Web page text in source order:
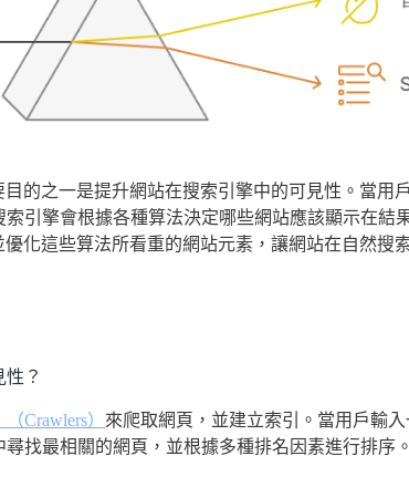
目的之一是提升網站在搜索引擎中的可見性。當用
引擎會根據各種算法決定哪些網站應該顯示在結
化這些算法所看重的網站元素，讓網站在自然搜
？
（Crawlers） 來爬取網頁，並建立索引。當用戶輸入
找最相關的網頁，並根據多種排名因素進行排序。